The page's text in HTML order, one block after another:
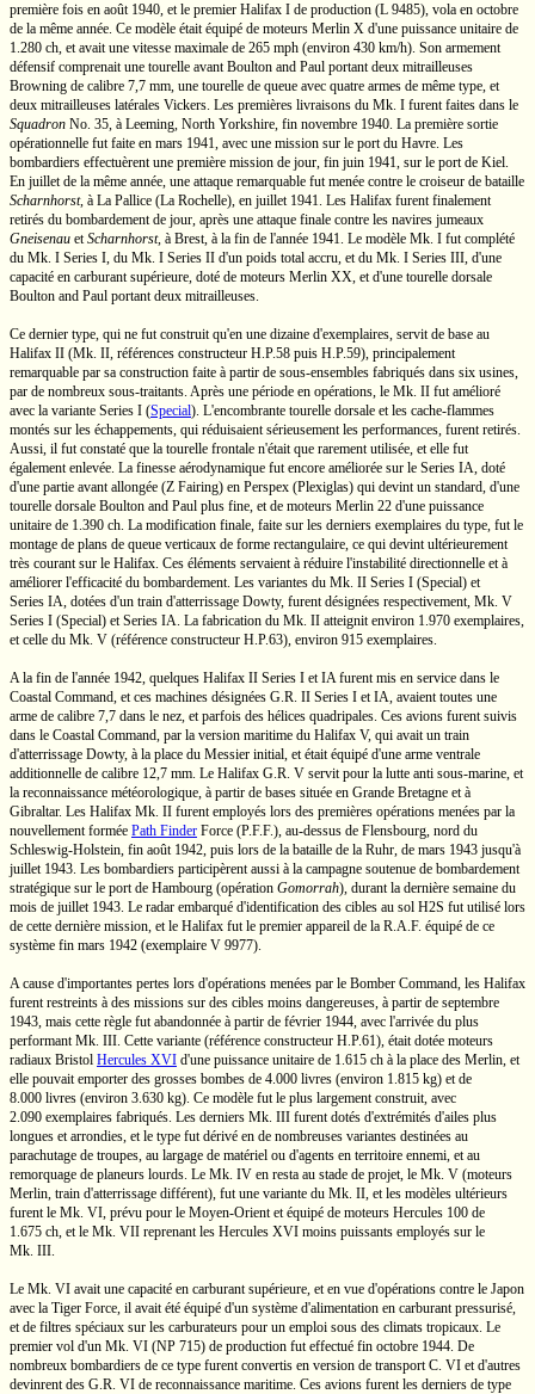
première fois en août 1940, et le premier Halifax I de production (L 9485), vola en octobre
de la même année. Ce modèle était équipé de moteurs Merlin X d'une puissance unitaire de
1.280 ch, et avait une vitesse maximale de 265 mph (environ 430 km/h). Son armement
défensif comprenait une tourelle avantBoulton and Paul portant deux mitrailleuses
Browning de calibre 7,7 mm, une tourelle de queue avec quatre armes de même type, et
deux mitrailleuses latérales Vickers. Les premières livraisons du Mk. I furent faites dans le
Squadron No. 35, à Leeming, North Yorkshire, fin novembre 1940. La première sortie
opérationnelle fut faite en mars 1941, avec une mission sur le portdu Havre. Les
bombardiers effectuèrent une première mission de jour, fin juin 1941, sur le port de Kiel.
En juillet de la même année, une attaque remarquable fut menée contre le croiseur de bataille
Scharnhorst, à La Pallice (La Rochelle), en juillet 1941. Les Halifax furent finalement
retirés du bombardement de jour, après une attaque finale contre les navires jumeaux
Gneisenau etScharnhorst, à Brest, à la fin de l'année 1941. Le modèle Mk. I fut complété
du Mk. I Series I, du Mk. I Series II d'un poids total accru, et du Mk. I Series III, d'une
capacité en carburant supérieure, doté de moteurs Merlin XX, et d'une tourelle dorsale
Boulton and Paul portant deux mitrailleuses.
Ce dernier type, qui ne fut construit qu'en une dizaine d'exemplaires, servit de base au
Halifax II (Mk. II, références constructeur H.P.58 puis H.P.59), principalement
remarquable par sa construction faite à partir de sous-ensembles fabriqués dans six usines,
par de nombreux sous-traitants. Après une période en opérations, le Mk. II fut amélioré
avec la variante Series I (Special). L'encombrante tourelle dorsale et les cache-flammes
montés sur les échappements, qui réduisaient sérieusement les performances, furent retirés.
Aussi, il fut constaté que la tourelle frontale n'était que rarement utilisée, et elle fut
également enlevée. La finesse aérodynamique fut encore améliorée sur le Series IA, doté
d'une partie avant allongée (Z Fairing) en Perspex (Plexiglas) qui devint un standard, d'une
tourelle dorsale Boulton and Paul plus fine, et de moteurs Merlin 22 d'une puissance
unitaire de 1.390 ch. La modification finale, faite sur les derniers exemplaires du type, fut le
montage de plans de queue verticaux de forme rectangulaire, ce qui devint ultérieurement
très courant sur le Halifax. Ces éléments servaient à réduire l'instabilité directionnelle et à
améliorer l'efficacité du bombardement. Les variantes du Mk. II Series I (Special) et
Series IA, dotées d'un train d'atterrissage Dowty, furent désignées respectivement, Mk. V
Series I (Special) etSeries IA. La fabrication du Mk. II atteignit environ 1.970 exemplaires,
et celle du Mk. V (référence constructeur H.P.63), environ 915 exemplaires.
A la fin de l'année 1942, quelques Halifax II Series I et IA furent mis en service dans le
Coastal Command, et ces machines désignées G.R. II Series I et IA, avaient toutes une
arme de calibre 7,7 dans le nez, et parfois des hélices quadripales. Ces avions furent suivis
dans le Coastal Command, par la version maritime du Halifax V, qui avait un train
d'atterrissage Dowty, à la place du Messier initial, et était équipé d'une arme ventrale
additionnelle de calibre 12,7 mm. Le Halifax G.R. V servit pour la lutte anti sous-marine, et
la reconnaissance météorologique, à partir de bases située en Grande Bretagne et à
Gibraltar. Les Halifax Mk. II furent employés lors des premières opérations menées par la
nouvellement formée Path Finder Force (P.F.F.), au-dessus de Flensbourg, nord du
Schleswig-Holstein, fin août 1942, puis lors de la bataille de la Ruhr, de mars 1943 jusqu'à
juillet 1943. Les bombardiers participèrent aussi à la campagne soutenue de bombardement
stratégique sur le port de Hambourg (opération Gomorrah), durant la dernière semaine du
mois de juillet 1943. Le radar embarqué d'identification des cibles au sol H2S fut utilisé lors
de cette dernière mission, et le Halifax fut le premier appareil de la R.A.F. équipé de ce
système fin mars 1942 (exemplaire V 9977).
A cause d'importantes pertes lors d'opérations menées par le Bomber Command, les Halifax
furent restreints à des missions sur des cibles moins dangereuses, à partir de septembre
1943, mais cette règle fut abandonnée à partir de février 1944, avec l'arrivée du plus
performantMk. III. Cette variante (référence constructeur H.P.61), était dotée moteurs
radiaux Bristol Hercules XVI d'une puissance unitaire de 1.615 ch à la place des Merlin, et
elle pouvait emporter des grosses bombes de 4.000 livres (environ 1.815 kg) et de
8.000 livres (environ 3.630 kg). Ce modèle fut le plus largement construit, avec
2.090 exemplaires fabriqués. Les derniers Mk. III furent dotés d'extrémités d'ailes plus
longues et arrondies, et le type fut dérivé en de nombreuses variantes destinées au
parachutage de troupes, au largage de matériel ou d'agents en territoire ennemi, et au
remorquage de planeurs lourds. Le Mk. IV en resta au stade de projet, le Mk. V (moteurs
Merlin, train d'atterrissage différent), fut une variante du Mk. II, et les modèles ultérieurs
furent le Mk. VI, prévu pour le Moyen-Orientet équipé de moteurs Hercules 100 de
1.675 ch, et le Mk. VII reprenant les Hercules XVI moins puissants employés sur le
Mk. III.
Le Mk. VI avait une capacité en carburant supérieure, et en vue d'opérations contre le Japon
avec la Tiger Force, il avait été équipé d'un système d'alimentation en carburant pressurisé,
et de filtres spéciaux sur les carburateurs pour un emploi sous des climats tropicaux. Le
premier vol d'un Mk. VI (NP 715) de production fut effectué fin octobre 1944. De
nombreux bombardiers de ce type furent convertis en version de transportC. VI et d'autres
devinrent des G.R. VI de reconnaissance maritime. Ces avions furent les derniers de type